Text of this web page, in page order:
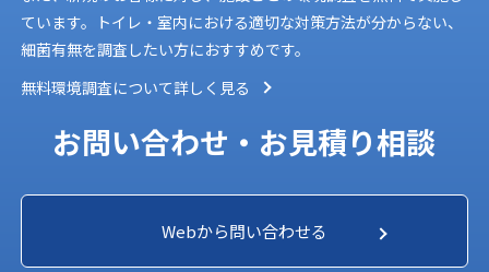
ています。トイレ・室内における適切な対策方法が分からない、
細菌有無を調査したい方におすすめです。
無料環境調査について詳しく見る
お問い合わせ・お見積り相談
Webから問い合わせる